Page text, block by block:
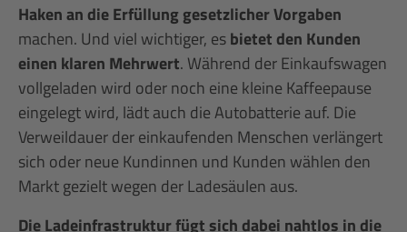
Haken an die Erfüllung gesetzlicher Vorgaben
machen. Und viel wichtiger, esbietet den Kunden
einen klaren Mehrwert. Während der Einkaufswagen
vollgeladen wird oder noch eine kleine Kaffeepause
eingelegt wird, lädt auch die Autobatterie auf. Die
Verweildauer der einkaufenden Menschen verlängert
sich oder neue Kundinnen und Kunden wählen den
Markt gezielt wegen der Ladesäulen aus.
Die Ladeinfrastruktur fügt sich dabei nahtlos in die